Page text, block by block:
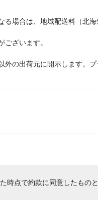
場合は、地域配送料（北
ざいます。
の出荷元に開示します。
時点で約款に同意したものと